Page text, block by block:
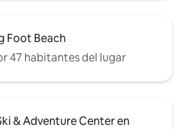
Foot Beach
47 habitantes del lugar
& Adventure Center en